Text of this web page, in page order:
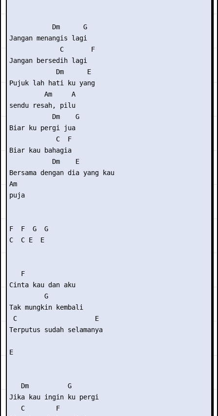
           Dm      G
Jangan menangis lagi
             C       F
Jangan bersedih lagi
            Dm      E
Pujuk lah hati ku yang
         Am     A
sendu resah, pilu
           Dm    G
Biar ku pergi jua
            C  F
Biar kau bahagia
           Dm    E
Bersama dengan dia yang kau
Am
puja
F  F  G  G
C  C E  E
   F
Cinta kau dan aku
         G
Tak mungkin kembali
C                    E
Terputus sudah selamanya
E
   Dm          G
Jika kau ingin ku pergi
   C        F